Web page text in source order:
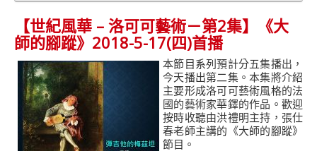
【世紀風華 – 洛可可藝術－第2集】《大
師的腳蹤》2018-5-17(四)首播
本節目系列預計分五集播出，
今天播出第二集。本集將介紹
主要形成洛可可藝術風格的法
國的藝術家華鐸的作品 。 歡迎
按時收聽由洪禮明主持，張仕
春老師主講的《大師的腳蹤》
節目。